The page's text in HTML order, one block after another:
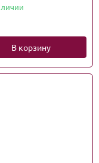
В корзину